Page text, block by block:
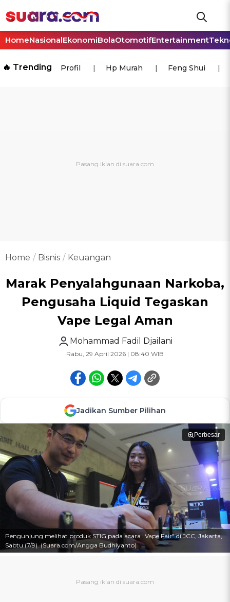
HomeNasionalEkonomiBolaOtomotifEntertainment
🔥 Trending Profil Hp Murah Feng Shui
Home Bisnis Keuangan
Marak Penyalahgunaan Narkoba,
Pengusaha Liquid Tegaskan
Vape Legal Aman
Mohammad Fadil Djailani
Rabu, 29 April 2026 | 08:40 WIB
Jadikan Sumber Pilihan
Perbesar
Pengunjung melihat produk STIG pada acara "Vape Fair" di JCC, Jakarta,
Sabtu (7/9). (Suara.com/Angga Budhiyanto)